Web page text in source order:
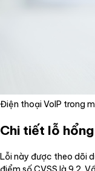
Điện thoại VoIP trong
Chi tiết lỗ
Lỗi này được theo dõi